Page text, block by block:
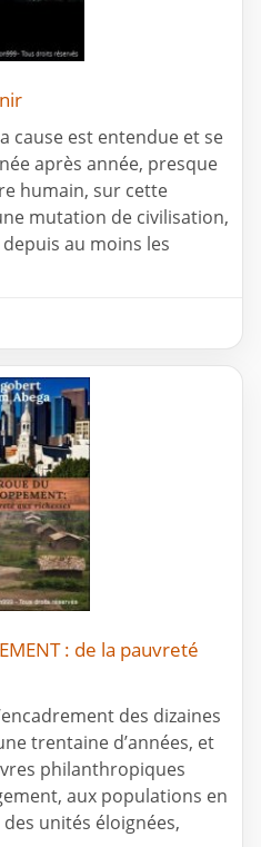
cause est entendue et se
après année, presque
humain, sur cette
mutation de civilisation,
au moins les
: de la pauvreté
des dizaines
trentaine d’années, et
philanthropiques
aux populations en
unités éloignées,